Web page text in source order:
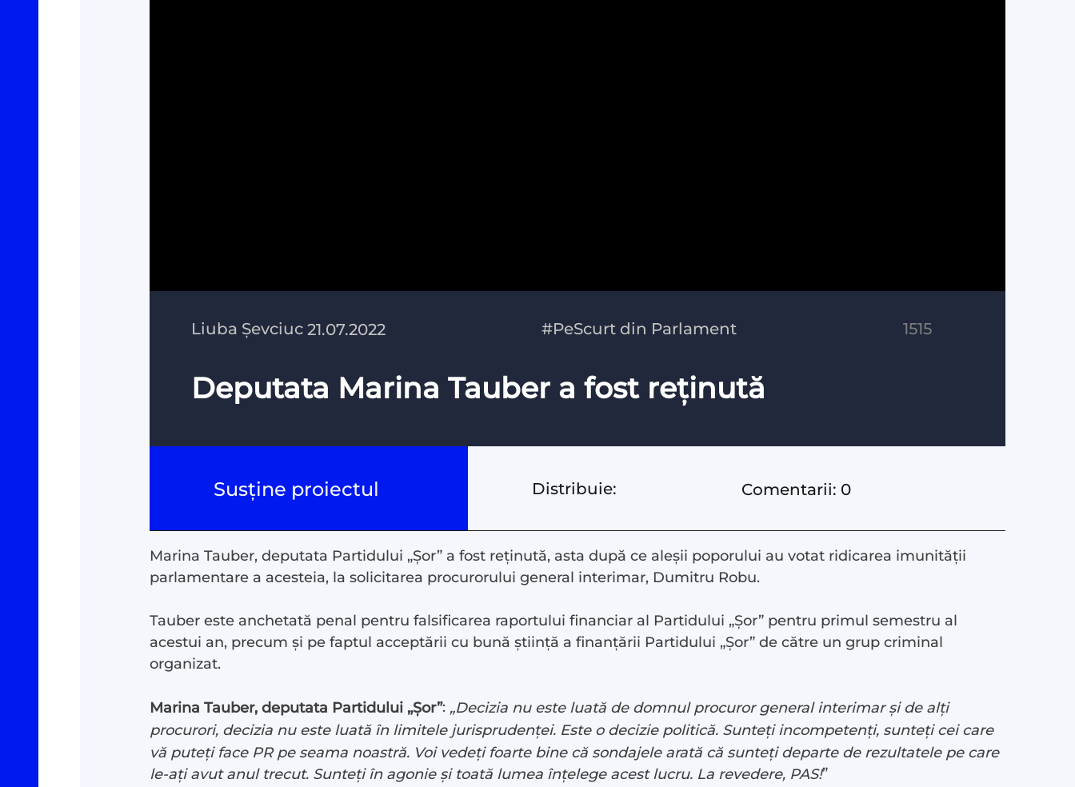
#Podcast
#Arhivă LIVE
Liuba Șevciuc 21.07.2022 #PeScurt din Parlament 1515
Deputata Marina Tauber a fost reținută
Susține proiectul Distribuie: Comentarii: 0
Marina Tauber, deputata Partidului „Șor” a fost reținută, asta după ce aleșii poporului au votat ridicarea imunității
parlamentare a acesteia, la solicitarea procurorului general interimar, Dumitru Robu.
Tauber este anchetată penal pentru falsificarea raportului financiar al Partidului „Șor” pentru primul semestru al
acestui an, precum și pe faptul acceptării cu bună știință a finanțării Partidului „Șor” de către un grup criminal
organizat.
Marina Tauber, deputata Partidului „Șor”: „Decizia nu este luată de domnul procuror general interimar și de alți
procurori, decizia nu este luată în limitele jurisprudenței. Este o decizie politică. Sunteți incompetenți, sunteți cei care
vă puteți face PR pe seama noastră. Voi vedeți foarte bine că sondajele arată că sunteți departe de rezultatele pe care
le-ați avut anul trecut. Sunteți în agonie și toată lumea înțelege acest lucru. La revedere, PAS!”